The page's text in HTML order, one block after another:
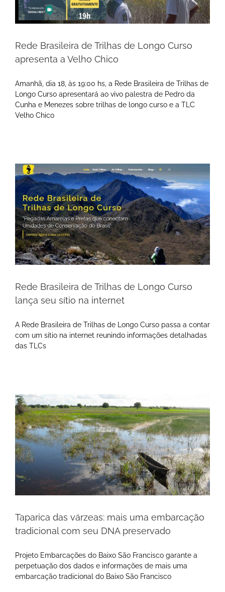
Rede Brasileira de Trilhas de Longo Curso
apresenta a Velho Chico
Amanhã, dia 18, às 19:00 hs, a Rede Brasileira de Trilhas de
Longo Curso apresentará ao vivo palestra de Pedro da
Cunha e Menezes sobre trilhas de longo curso e a TLC
Velho Chico
Rede Brasileira de Trilhas de Longo Curso
lança seu sítio na internet
A Rede Brasileira de Trilhas de Longo Curso passa a contar
com um sítio na internet reunindo informações detalhadas
das TLCs
Taparica das várzeas: mais uma embarcação
tradicional com seu DNA preservado
Projeto Embarcações do Baixo São Francisco garante a
perpetuação dos dados e informações de mais uma
embarcação tradicional do Baixo São Francisco